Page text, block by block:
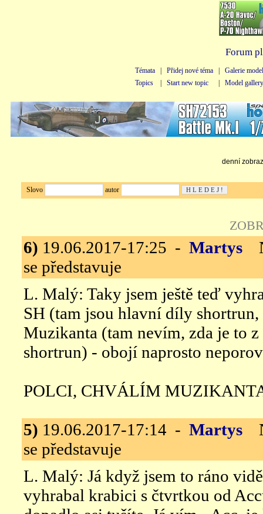
Forum
Témata Přidej nové téma
Galerie
Topics
Start new topic Model gallery
denní
Slovo autor
6) 19.06.2017-17:25 - Martys
se představuje
L. Malý: Taky jsem ještě teď
SH (tam jsou hlavní díly shortrun,
Muzikanta (tam nevím, zda je to
shortrun) - obojí naprosto
POLCI, CHVÁLÍM
5) 19.06.2017-17:14 - Martys
se představuje
L. Malý: Já když jsem to ráno
vyhrabal krabici s čtvrtkou od